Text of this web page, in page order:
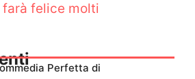
felice molti
Perfetta di